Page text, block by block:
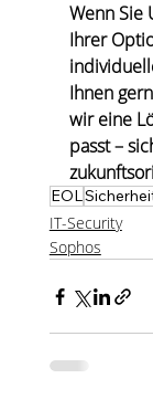
Wenn Sie
Ihrer
Ihnen
wir eine
passt –
EOL
IT-Security
Sophos